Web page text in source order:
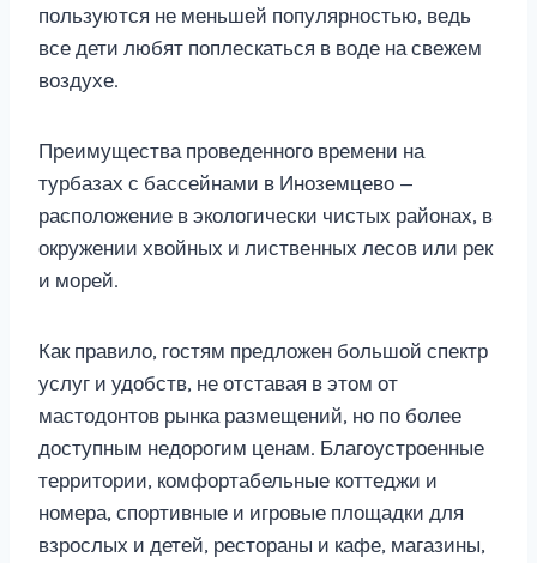
пользуются не меньшей популярностью, ведь
все дети любят поплескаться в воде на свежем
воздухе.
Преимущества проведенного времени на
турбазах с бассейнами в Иноземцево —
расположение в экологически чистых районах, в
окружении хвойных и лиственных лесов или рек
и морей.
Как правило, гостям предложен большой спектр
услуг и удобств, не отставая в этом от
мастодонтов рынка размещений, но по более
доступным недорогим ценам. Благоустроенные
территории, комфортабельные коттеджи и
номера, спортивные и игровые площадки для
взрослых и детей, рестораны и кафе, магазины,